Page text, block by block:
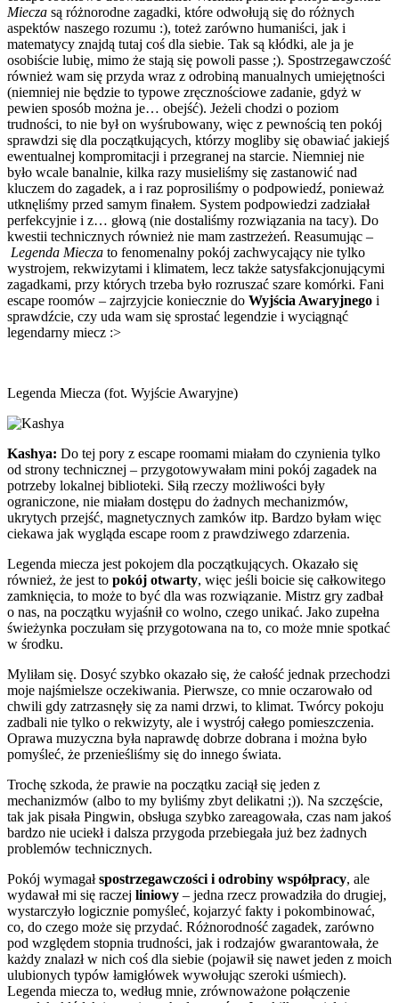
Miecza są różnorodne zagadki, które odwołują się do różnych
aspektów naszego rozumu :), toteż zarówno humaniści, jak i
matematycy znajdą tutaj coś dla siebie. Tak są kłódki, ale ja je
osobiście lubię, mimo że stają się powoli passe ;). Spostrzegawczość
również wam się przyda wraz z odrobiną manualnych umiejętności
(niemniej nie będzie to typowe zręcznościowe zadanie, gdyż w
pewien sposób można je… obejść). Jeżeli chodzi o poziom
trudności, to nie był on wyśrubowany, więc z pewnością ten pokój
sprawdzi się dla początkujących, którzy mogliby się obawiać jakiejś
ewentualnej kompromitacji i przegranej na starcie. Niemniej nie
było wcale banalnie, kilka razy musieliśmy się zastanowić nad
kluczem do zagadek, a i raz poprosiliśmy o podpowiedź, ponieważ
utknęliśmy przed samym finałem. System podpowiedzi zadziałał
perfekcyjnie i z… głową (nie dostaliśmy rozwiązania na tacy). Do
kwestii technicznych również nie mam zastrzeżeń. Reasumując –
Legenda Miecza to fenomenalny pokój zachwycający nie tylko
wystrojem, rekwizytami i klimatem, lecz także satysfakcjonującymi
zagadkami, przy których trzeba było rozruszać szare komórki. Fani
escape roomów – zajrzyjcie koniecznie do Wyjścia Awaryjnego i
sprawdźcie, czy uda wam się sprostać legendzie i wyciągnąć
legendarny miecz :>
Legenda Miecza (fot. Wyjście Awaryjne)
Kashya: Do tej pory z escape roomami miałam do czynienia tylko
od strony technicznej – przygotowywałam mini pokój zagadek na
potrzeby lokalnej biblioteki. Siłą rzeczy możliwości były
ograniczone, nie miałam dostępu do żadnych mechanizmów,
ukrytych przejść, magnetycznych zamków itp. Bardzo byłam więc
ciekawa jak wygląda escape room z prawdziwego zdarzenia.
Legenda miecza jest pokojem dla początkujących. Okazało się
również, że jest to pokój otwarty, więc jeśli boicie się całkowitego
zamknięcia, to może to być dla was rozwiązanie. Mistrz gry zadbał
o nas, na początku wyjaśnił co wolno, czego unikać. Jako zupełna
świeżynka poczułam się przygotowana na to, co może mnie spotkać
w środku.
Myliłam się. Dosyć szybko okazało się, że całość jednak przechodzi
moje najśmielsze oczekiwania. Pierwsze, co mnie oczarowało od
chwili gdy zatrzasnęły się za nami drzwi, to klimat. Twórcy pokoju
zadbali nie tylko o rekwizyty, ale i wystrój całego pomieszczenia.
Oprawa muzyczna była naprawdę dobrze dobrana i można było
pomyśleć, że przenieśliśmy się do innego świata.
Trochę szkoda, że prawie na początku zaciął się jeden z
mechanizmów (albo to my byliśmy zbyt delikatni ;)). Na szczęście,
tak jak pisała Pingwin, obsługa szybko zareagowała, czas nam jakoś
bardzo nie uciekł i dalsza przygoda przebiegała już bez żadnych
problemów technicznych.
Pokój wymagałspostrzegawczości i odrobiny współpracy, ale
wydawał mi się raczej liniowy – jedna rzecz prowadziła do drugiej,
wystarczyło logicznie pomyśleć, kojarzyć fakty i pokombinować,
co, do czego może się przydać. Różnorodność zagadek, zarówno
pod względem stopnia trudności, jak i rodzajów gwarantowała, że
każdy znalazł w nich coś dla siebie (pojawił się nawet jeden z moich
ulubionych typów łamigłówek wywołując szeroki uśmiech).
Legenda miecza to, według mnie, zrównoważone połączenie